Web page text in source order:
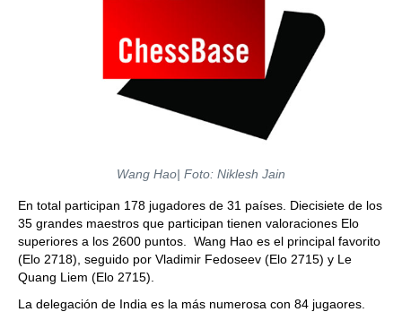
Wang Hao| Foto: Niklesh Jain
En total participan 178 jugadores de 31 países. Diecisiete de los
35 grandes maestros que participan tienen valoraciones Elo
superiores a los 2600 puntos. Wang Hao es el principal favorito
(Elo 2718), seguido por Vladimir Fedoseev (Elo 2715) y Le
Quang Liem (Elo 2715).
La delegación de India es la más numerosa con 84 jugaores.